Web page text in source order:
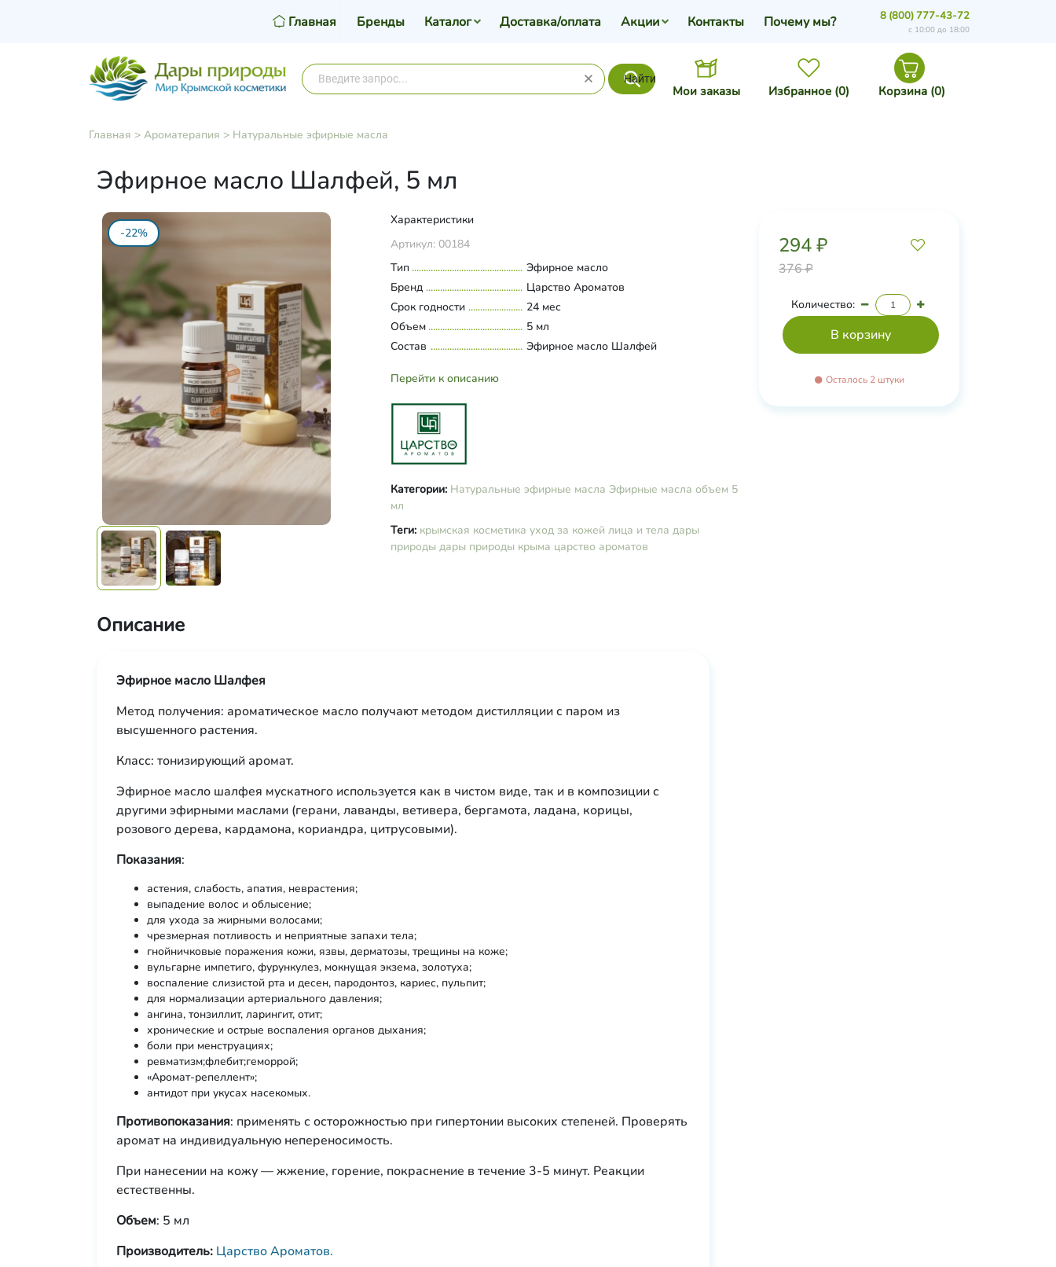
Найти
Мои заказы Избранное (0) Корзина (0)
Главная Бренды Каталог Доставка/оплата Акции Контакты Почему мы? 8 (800) 777-43-72
с 10:00 до 18:00
Главная > Ароматерапия > Натуральные эфирные масла
Эфирное масло Шалфей, 5 мл
-22%
Характеристики
Артикул: 00184
Тип
Эфирное масло
Бренд
Царство Ароматов
Срок годности
24 мес
Объем
5 мл
Состав
Эфирное масло Шалфей
Перейти к описанию
Категории: Натуральные эфирные масла Эфирные масла объем 5
мл
Теги: крымская косметика уход за кожей лица и тела дары
природы дары природы крыма царство ароматов
294 ₽
376 ₽
Количество:
Осталось 2 штуки
Описание
Эфирное масло Шалфея
Метод получения: ароматическое масло получают методом дистилляции с паром из
высушенного растения.
Класс: тонизирующий аромат.
Эфирное масло шалфея мускатного используется как в чистом виде, так и в композиции с
другими эфирными маслами (герани, лаванды, ветивера, бергамота, ладана, корицы,
розового дерева, кардамона, кориандра, цитрусовыми).
Показания:
астения, слабость, апатия, неврастения;
выпадение волос и облысение;
для ухода за жирными волосами;
чрезмерная потливость и неприятные запахи тела;
гнойничковые поражения кожи, язвы, дерматозы, трещины на коже;
вульгарне импетиго, фурункулез, мокнущая экзема, золотуха;
воспаление слизистой рта и десен, пародонтоз, кариес, пульпит;
для нормализации артериального давления;
ангина, тонзиллит, ларингит, отит;
хронические и острые воспаления органов дыхания;
боли при менструациях;
ревматизм;флебит;геморрой;
«Аромат-репеллент»;
антидот при укусах насекомых.
Противопоказания: применять с осторожностью при гипертонии высоких степеней. Проверять
аромат на индивидуальную непереносимость.
При нанесении на кожу — жжение, горение, покраснение в течение 3-5 минут. Реакции
естественны.
Объем: 5 мл
Производитель: Царство Ароматов.